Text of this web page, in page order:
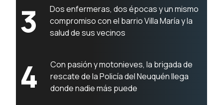
3
Dos enfermeras, dos épocas y un mismo
compromiso con el barrio Villa María y la
salud de sus vecinos
4
Con pasión y motonieves, la brigada de
rescate de la Policía del Neuquén llega
donde nadie más puede